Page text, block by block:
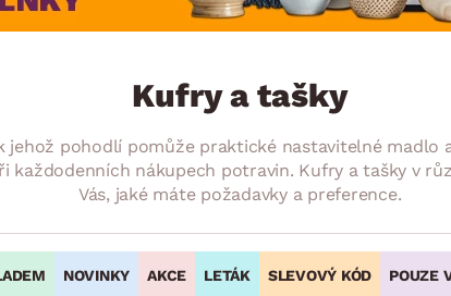
DOMÁCÍ SPOTŘEBIČE
Kufry a tašky
pohodlí pomůže praktické nastavitelné madlo
nákupech potravin. Kufry a tašky v
Vás, jaké máte požadavky a preference.
NOVINKY AKCE LETÁK SLEVOVÝ KÓD POUZE